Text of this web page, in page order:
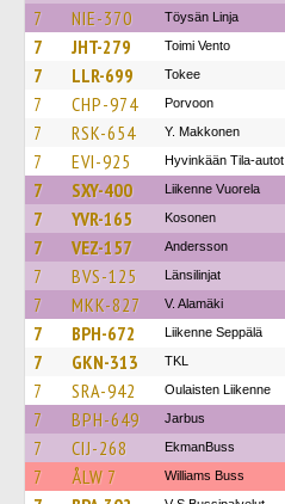
7 NIE-370 Töysän Linja
7 JHT-279 Toimi Vento
7 LLR-699 Tokee
7 CHP-974 Porvoon
7 RSK-654 Y. Makkonen
7 EVI-925 Hyvinkään Tila-autot
7 SXY-400 Liikenne Vuorela
7 YVR-165 Kosonen
7 VEZ-157 Andersson
7 BVS-125 Länsilinjat
7 MKK-827 V. Alamäki
7 BPH-672 Liikenne Seppälä
7 GKN-313 TKL
7 SRA-942 Oulaisten Liikenne
7 BPH-649 Jarbus
7 CIJ-268 EkmanBuss
7 ÅLW 7 Williams Buss